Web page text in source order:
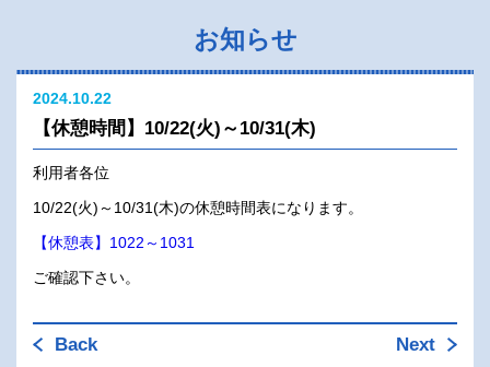
お知らせ
2024.10.22
【休憩時間】10/22(火)～10/31(木)
利用者各位
10/22(火)～10/31(木)の休憩時間表になります。
【休憩表】1022～1031
ご確認下さい。
Back Next